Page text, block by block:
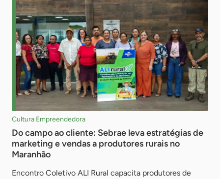
Cultura Empreendedora
Do campo ao cliente: Sebrae leva estratégias de
marketing e vendas a produtores rurais no
Maranhão
Encontro Coletivo ALI Rural capacita produtores de